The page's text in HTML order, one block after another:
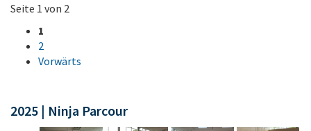
Seite 1 von 2
1
2
Vorwärts
2025 | Ninja Parcour